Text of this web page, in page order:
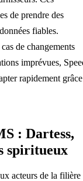
de prendre des
fiables.
de changements
imprévues,
rapidement grâce
: Dartess,
spiritueux
acteurs de la filière